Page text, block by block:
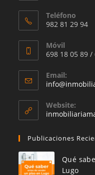
Teléfono
982 81 29 94
Móvil
698 18 05 89 /
Email:
Website:
Publicaciones
Qué
Lugo